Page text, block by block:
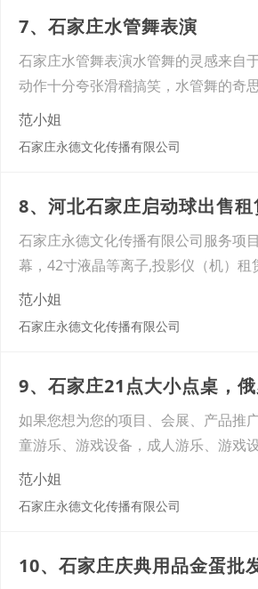
7、石家庄水管舞表演
石家庄水管舞表演水管舞的灵感来自
动作十分夸张滑稽搞笑，水管舞的奇
范小姐
石家庄永德文化传播有限公司
8、河北石家庄启动球出售
石家庄永德文化传播有限公司服务项
幕，42寸液晶等离子,投影仪（机）租
范小姐
石家庄永德文化传播有限公司
9、石家庄21点大小点桌，
如果您想为您的项目、会展、产品推
童游乐、游戏设备，成人游乐、游戏
范小姐
石家庄永德文化传播有限公司
10、石家庄庆典用品金蛋批